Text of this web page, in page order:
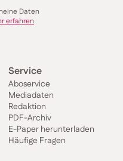
und wie ernst du es
im E-Paper oder der
Daten
erfahren
Service
Aboservice
Mediadaten
Redaktion
PDF-Archiv
E-Paper herunterladen
Häufige Fragen